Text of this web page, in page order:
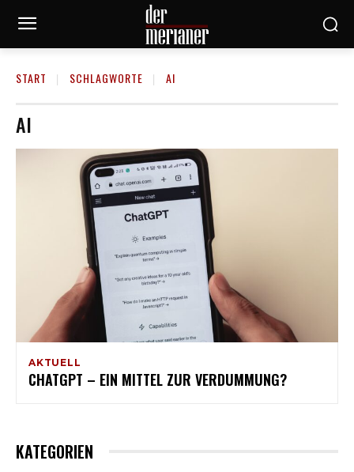
START SCHLAGWORTE AI
AI
AKTUELL
CHATGPT – EIN MITTEL ZUR VERDUMMUNG?
KATEGORIEN